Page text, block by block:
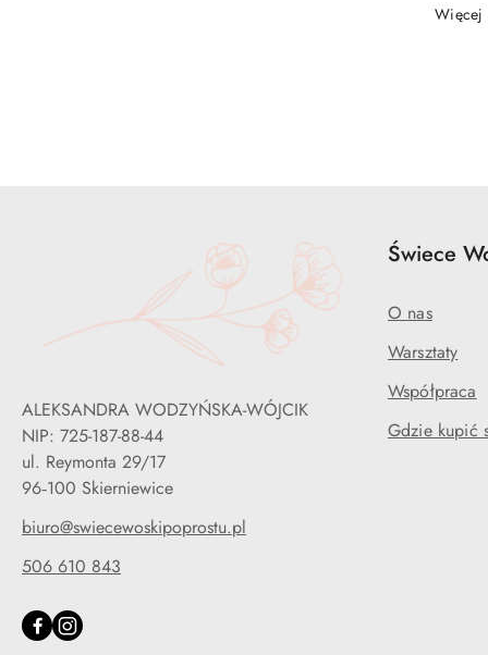
Więcej
ALEKSANDRA WODZYŃSKA-WÓJCIK
NIP: 725-187-88-44
ul. Reymonta 29/17
96‐100 Skierniewice
biuro@swiecewoskipoprostu.pl
506 610 843
Świece
O nas
Warsztaty
Współpraca
Gdzie kupić